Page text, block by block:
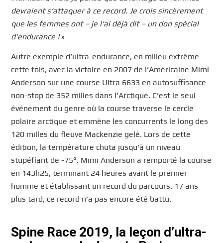
devraient s’attaquer à ce record. Je crois sincèrement
que les femmes ont – je l’ai déjà dit – un don spécial
d’endurance !»
Autre exemple d’ultra-endurance, en milieu extrême
cette fois, avec la victoire en 2007 de l’Américaine Mimi
Anderson sur une course Ultra 6633 en autosuffisance
non-stop de 352 milles dans l’Arctique. C’est le seul
événement du genre où la course traverse le cercle
polaire arctique et emmène les concurrents le long des
120 milles du fleuve Mackenzie gelé. Lors de cette
édition, la température chuta jusqu’à un niveau
stupéfiant de -75°. Mimi Anderson a remporté la course
en 143h25, terminant 24 heures avant le premier
homme et établissant un record du parcours. 17 ans
plus tard, ce record n’a pas encore été battu.
Spine Race 2019, la leçon d’ultra-